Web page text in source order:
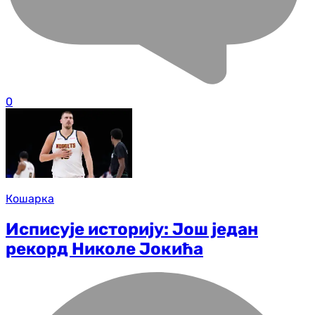
0
Кошарка
Исписује историју: Још један
рекорд Николе Јокића